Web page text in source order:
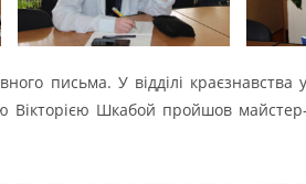
письма. У відділі краєзнавства
Шкабой пройшов